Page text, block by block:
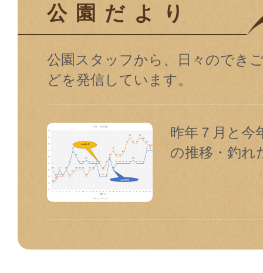
公園だより
公園スタッフから、⽇々のでき
どを発信しています。
昨年７月と今
の推移・釣れ